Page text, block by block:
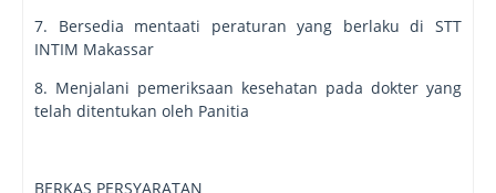
7. Bersedia mentaati peraturan yang berlaku di STT
INTIM Makassar
8. Menjalani pemeriksaan kesehatan pada dokter yang
telah ditentukan oleh Panitia
BERKAS PERSYARATAN